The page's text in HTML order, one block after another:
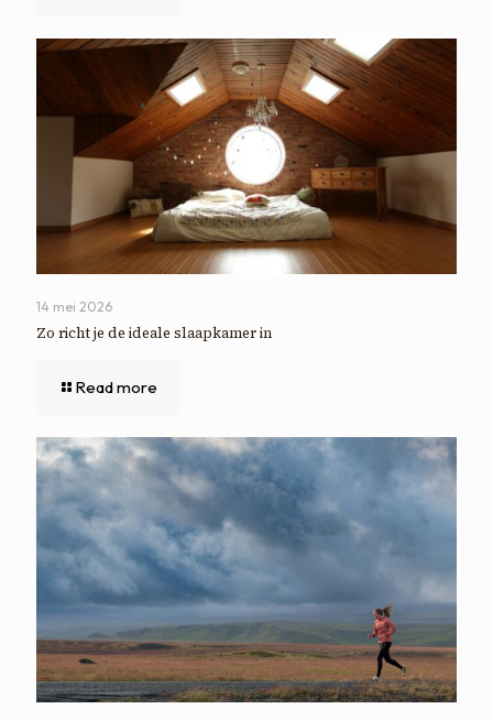
14 mei 2026
Zo richt je de ideale slaapkamer in
Read more